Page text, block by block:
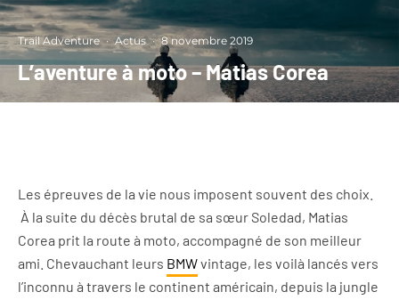
Trail Adventure · Actus · 8 novembre 2019
L’aventure à moto – Matias Corea
Les épreuves de la vie nous imposent souvent des choix.
À la suite du décès brutal de sa sœur Soledad, Matias
Corea prit la route à moto, accompagné de son meilleur
ami. Chevauchant leurs BMWvintage, les voilà lancés vers
l’inconnu à travers le continent américain, depuis la jungle